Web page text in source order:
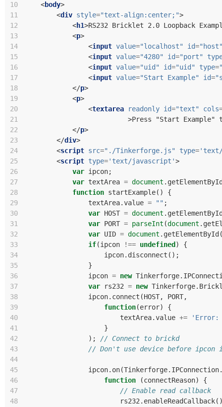
10
<body>
11
<div style="text-align:center;">
12
<h1>RS232 Bricklet 2.0 Loopback
13
<p>
14
<input value="localhost" id=
15
<input value="4280" id="port"
16
<input value="uid" id="uid" type=
17
<input value="Start Example" id=
18
</p>
19
<p>
20
<textarea readonly id="text" cols
21
>Press "Start
22
</p>
23
</div>
24
<script src="./Tinkerforge.js" type=
25
<script type='text/javascript'>
26
var ipcon;
27
var textArea = document .
28
function startExample()
{
29
textArea.value = "" ;
30
var HOST = document .
31
var PORT = parseInt (document .
32
var UID = document . getElementById
33
if(ipcon !== undefined )
{
34
ipcon. disconnect ();
35
}
36
ipcon = new Tinkerforge.
37
var rs232 = new Tinkerforge.
38
ipcon. connect (HOST, PORT,
39
function(error)
{
40
textArea.value +=
41
}
42
);
// Connect to brickd
43
// Don't use device before ipcon
44
45
ipcon. on(Tinkerforge. IPConnection
46
function (connectReason)
{
47
// Enable read callback
48
rs232 . enableReadCallback